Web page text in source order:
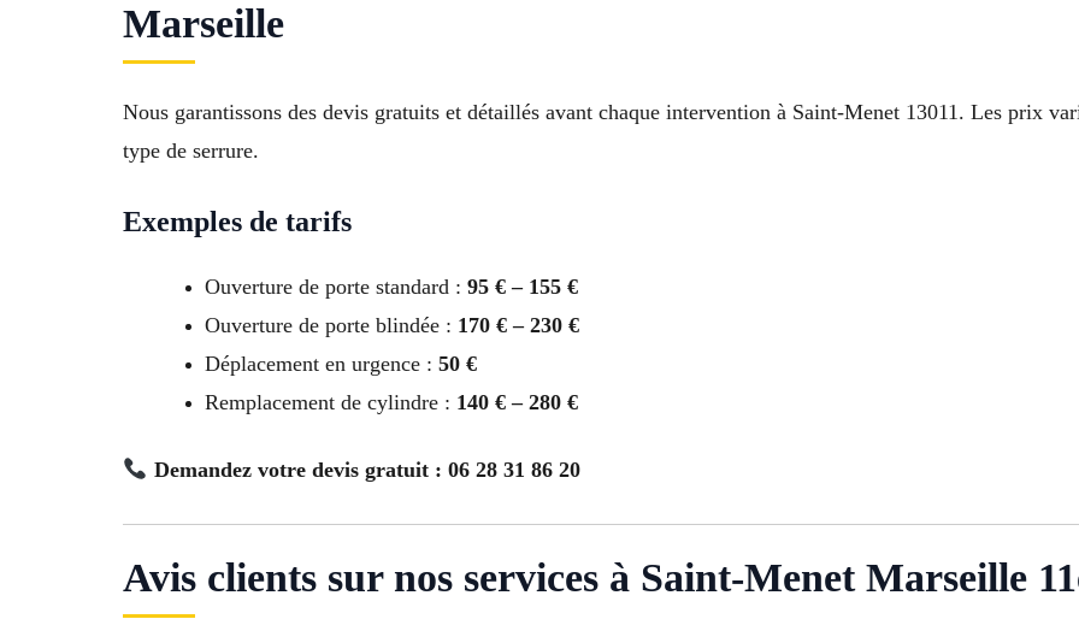
Marseille
Nous garantissons des devis gratuits et détaillés avant chaque intervention à Saint-Menet 13011. Les prix
type de serrure.
Exemples de tarifs
Ouverture de porte standard : 95 € – 155 €
Ouverture de porte blindée : 170 € – 230 €
Déplacement en urgence : 50 €
Remplacement de cylindre : 140 € – 280 €
Demandez votre devis gratuit : 06 28 31 86 20
Avis clients sur nos services à Saint-Menet Marseille